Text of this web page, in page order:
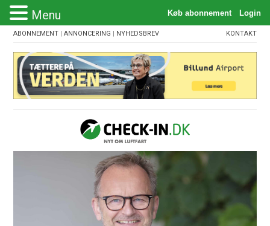
ABONNEMENT |ANNONCERING | NYHEDSBREV KONTAKT
Menu